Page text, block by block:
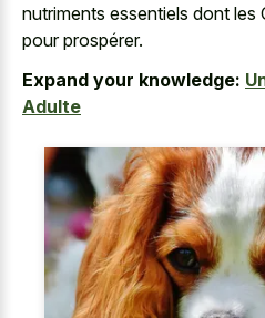
nutriments essentiels dont
pour prospérer.
Expand your knowledge:
Adulte